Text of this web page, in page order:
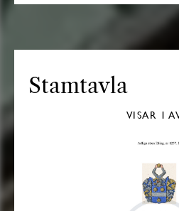
Stamtavla
VISAR 1